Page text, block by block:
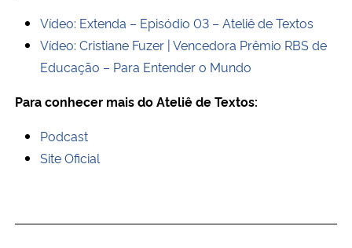
Vídeo: Extenda – Episódio 03 – Ateliê de Textos
Vídeo: Cristiane Fuzer | Vencedora Prêmio RBS de
Educação – Para Entender o Mundo
Para conhecer mais do Ateliê de Textos:
Podcast
Site Oficial